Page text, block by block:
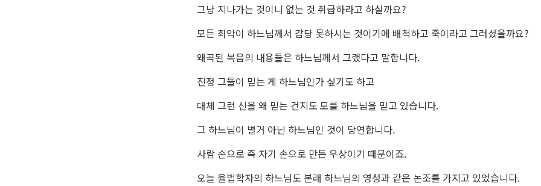
그냥 지나가는 것이니 없는 것 취급하라고 하실까요?
모든 죄악이 하느님께서 감당 못하시는 것이기에 배척하고 죽이라고 그러셨을까요?
왜곡된 복음의 내용들은 하느님께서 그랬다고 말합니다.
진정 그들이 믿는 게 하느님인가 싶기도 하고
대체 그런 신을 왜 믿는 건지도 모를 하느님을 믿고 있습니다.
그 하느님이 별거 아닌 하느님인 것이 당연합니다.
사람 손으로 즉 자기 손으로 만든 우상이기 때문이죠.
오늘 율법학자의 하느님도 본래 하느님의 영성과 같은 논조를 가지고 있었습니다.